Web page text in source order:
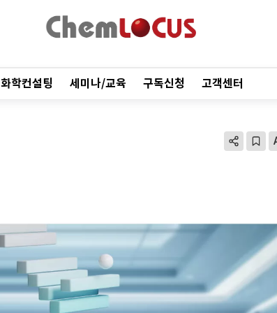
화학컨설팅 세미나/교육 구독신청 고객센터